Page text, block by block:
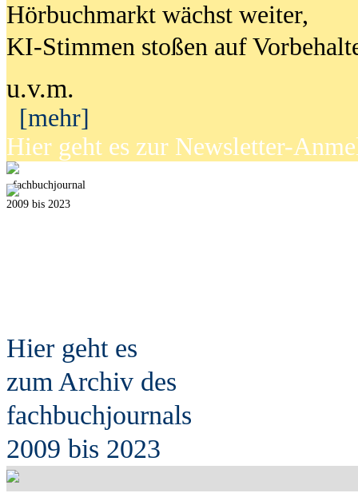
Hörbuchmarkt wächst weiter,
KI-Stimmen stoßen auf
u.v.m.
[mehr]
Hier geht es zur Newsletter-
fachbuchjournal
2009 bis 2023
Hier geht es
zum Archiv des
fachbuchjournals
2009 bis 2023